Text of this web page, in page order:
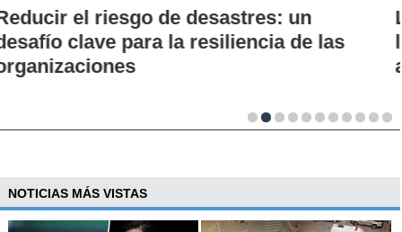
Los 70 años de la Carrera de Química de
la UC: Conoce su historia, hitos y aporte
al desarrollo científico del país
NOTICIAS MÁS VISTAS